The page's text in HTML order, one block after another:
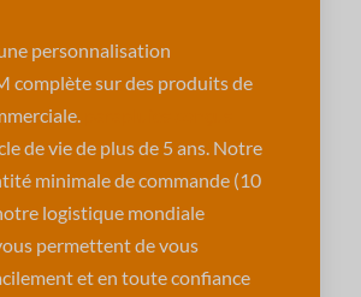
personnalisation
complète sur des produits de
de vie de plus de 5 ans. Notre
minimale de commande (10
logistique mondiale
permettent de vous
et en toute confiance